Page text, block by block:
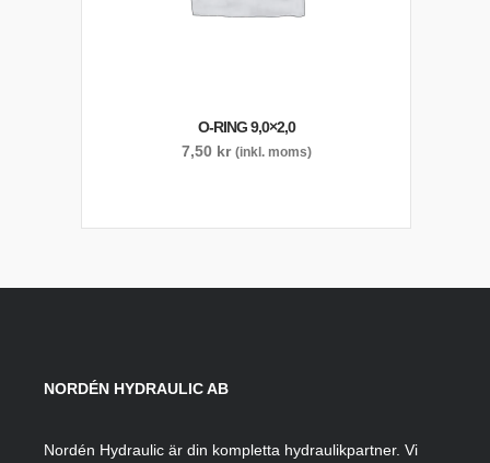
O-RING 9,0×2,0
7,50 kr (inkl. moms)
NORDÉN HYDRAULIC AB
Nordén Hydraulic är din kompletta hydraulikpartner. Vi